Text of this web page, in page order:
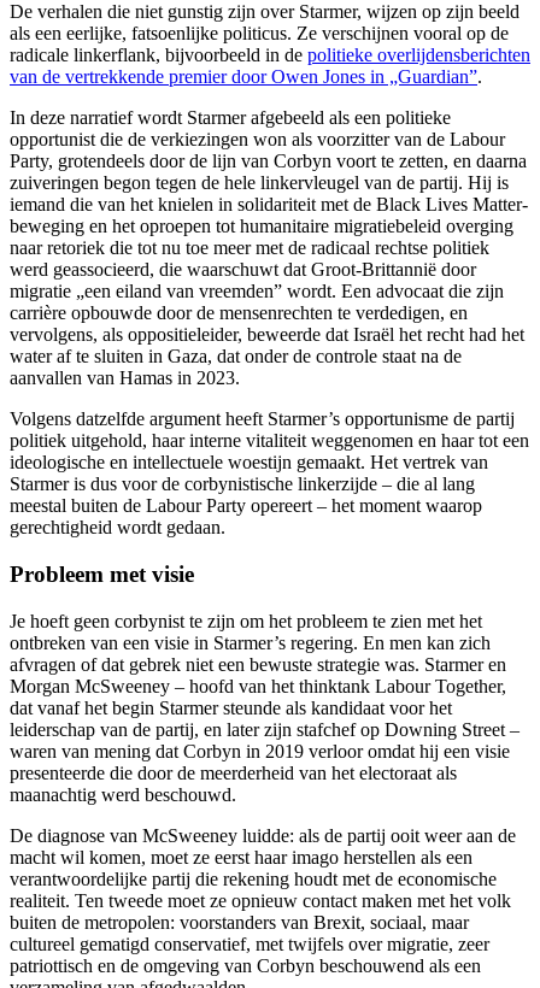
De verhalen die niet gunstig zijn over Starmer, wijzen op zijn beeld
als een eerlijke, fatsoenlijke politicus. Ze verschijnen vooral op de
radicale linkerflank, bijvoorbeeld in de politieke overlijdensberichten
van de vertrekkende premier door Owen Jones in „Guardian”.
In deze narratief wordt Starmer afgebeeld als een politieke
opportunist die de verkiezingen won als voorzitter van de Labour
Party, grotendeels door de lijn van Corbyn voort te zetten, en daarna
zuiveringen begon tegen de hele linkervleugel van de partij. Hij is
iemand die van het knielen in solidariteit met de Black Lives Matter-
beweging en het oproepen tot humanitaire migratiebeleid overging
naar retoriek die tot nu toe meer met de radicaal rechtse politiek
werd geassocieerd, die waarschuwt dat Groot-Brittannië door
migratie „een eiland van vreemden” wordt. Een advocaat die zijn
carrière opbouwde door de mensenrechten te verdedigen, en
vervolgens, als oppositieleider, beweerde dat Israël het recht had het
water af te sluiten in Gaza, dat onder de controle staat na de
aanvallen van Hamas in 2023.
Volgens datzelfde argument heeft Starmer’s opportunisme de partij
politiek uitgehold, haar interne vitaliteit weggenomen en haar tot een
ideologische en intellectuele woestijn gemaakt. Het vertrek van
Starmer is dus voor de corbynistische linkerzijde – die al lang
meestal buiten de Labour Party opereert – het moment waarop
gerechtigheid wordt gedaan.
Probleem met visie
Je hoeft geen corbynist te zijn om het probleem te zien met het
ontbreken van een visie in Starmer’s regering. En men kan zich
afvragen of dat gebrek niet een bewuste strategie was. Starmer en
Morgan McSweeney – hoofd van het thinktank Labour Together,
dat vanaf het begin Starmer steunde als kandidaat voor het
leiderschap van de partij, en later zijn stafchef op Downing Street –
waren van mening dat Corbyn in 2019 verloor omdat hij een visie
presenteerde die door de meerderheid van het electoraat als
maanachtig werd beschouwd.
De diagnose van McSweeney luidde: als de partij ooit weer aan de
macht wil komen, moet ze eerst haar imago herstellen als een
verantwoordelijke partij die rekening houdt met de economische
realiteit. Ten tweede moet ze opnieuw contact maken met het volk
buiten de metropolen: voorstanders van Brexit, sociaal, maar
cultureel gematigd conservatief, met twijfels over migratie, zeer
patriottisch en de omgeving van Corbyn beschouwend als een